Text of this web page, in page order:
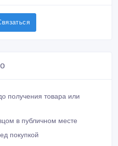
получения товара или
в публичном месте
покупкой